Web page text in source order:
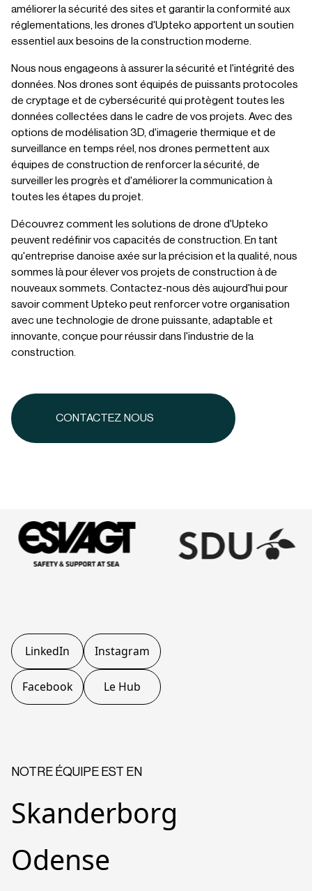
CONTACTEZ NOUS
améliorer la sécurité des sites et garantir la conformité aux
réglementations, les drones d'Upteko apportent un soutien
essentiel aux besoins de la construction moderne.
Nous nous engageons à assurer la sécurité et l'intégrité des
données. Nos drones sont équipés de puissants protocoles
de cryptage et de cybersécurité qui protègent toutes les
données collectées dans le cadre de vos projets. Avec des
options de modélisation 3D, d'imagerie thermique et de
surveillance en temps réel, nos drones permettent aux
équipes de construction de renforcer la sécurité, de
surveiller les progrès et d'améliorer la communication à
toutes les étapes du projet.
Découvrez comment les solutions de drone d'Upteko
peuvent redéfinir vos capacités de construction. En tant
qu'entreprise danoise axée sur la précision et la qualité, nous
sommes là pour élever vos projets de construction à de
nouveaux sommets. Contactez-nous dès aujourd'hui pour
savoir comment Upteko peut renforcer votre organisation
avec une technologie de drone puissante, adaptable et
innovante, conçue pour réussir dans l'industrie de la
construction.
LinkedIn Instagram
Facebook Le Hub
NOTRE ÉQUIPE EST EN
Skanderborg
Odense